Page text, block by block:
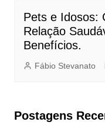
Pets e Idosos:
Relação
Benefícios.
Fábio Stevanato
Postagens